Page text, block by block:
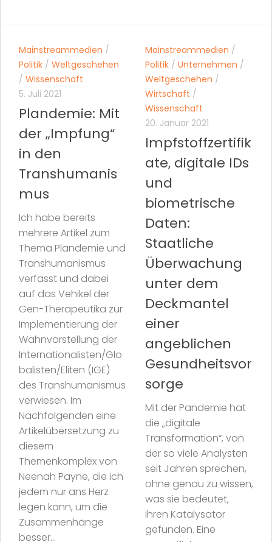
Mainstreammedien /
Politik / Weltgeschehen
/ Wissenschaft
5. Juli 2021
Plandemie: Mit
der „Impfung“
in den
Transhumanis
mus
Ich habe bereits
mehrere Artikel zum
Thema Plandemie und
Transhumanismus
verfasst und dabei
auf das Vehikel der
Gen-Therapeutika zur
Implementierung der
Wahnvorstellung der
Internationalisten/Glo
balisten/Eliten (IGE)
des Transhumanismus
verwiesen. Im
Nachfolgenden eine
Artikelübersetzung zu
diesem
Themenkomplex von
Neenah Payne, die ich
jedem nur ans Herz
legen kann, um die
Zusammenhänge
besser...
Mainstreammedien /
Politik / Unternehmen /
Weltgeschehen /
Wirtschaft /
Wissenschaft
20. Januar 2021
Impfstoffzertifik
ate, digitale IDs
und
biometrische
Daten:
Staatliche
Überwachung
unter dem
Deckmantel
einer
angeblichen
Gesundheitsvor
sorge
Mit der Pandemie hat
die „digitale
Transformation“, von
der so viele Analysten
seit Jahren sprechen,
ohne genau zu wissen,
was sie bedeutet,
ihren Katalysator
gefunden. Eine